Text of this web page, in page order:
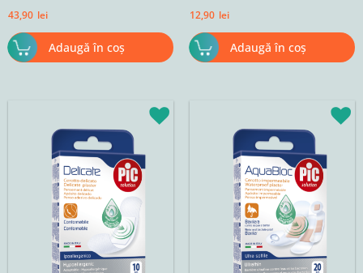
43,90 lei
Adaugă în coș
12,90 lei
Adaugă în coș